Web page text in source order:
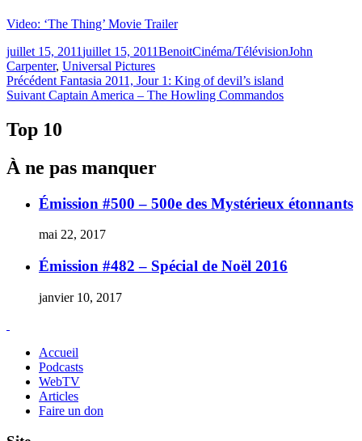
Video: ‘The Thing’ Movie Trailer
Publié
le
juillet 15, 2011juillet 15, 2011BenoitCatégories
Cinéma/TélévisionÉtiquettes
John
Carpenter, Universal Pictures
Navigation
de
l'article
Précédent Article
précédent :
Fantasia 2011, Jour 1: King of devil’s island
Suivant Article
Captain America – The Howling Commandos
Top 10
À ne pas manquer
Émission #500 – 500e des Mystérieux étonnants
mai 22, 2017
Émission #482 – Spécial de Noël 2016
janvier 10, 2017
Accueil
Podcasts
WebTV
Articles
Faire un don